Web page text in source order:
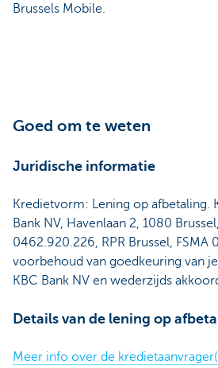
Brussels Mobile.
Goed om te weten
Juridische informatie
Kredietvorm: Lening op afbetaling.
Bank NV, Havenlaan 2, 1080
0462.920.226, RPR Brussel, FSMA
voorbehoud van goedkeuring van
KBC Bank NV en wederzijds
Details van de lening op
Meer info over de